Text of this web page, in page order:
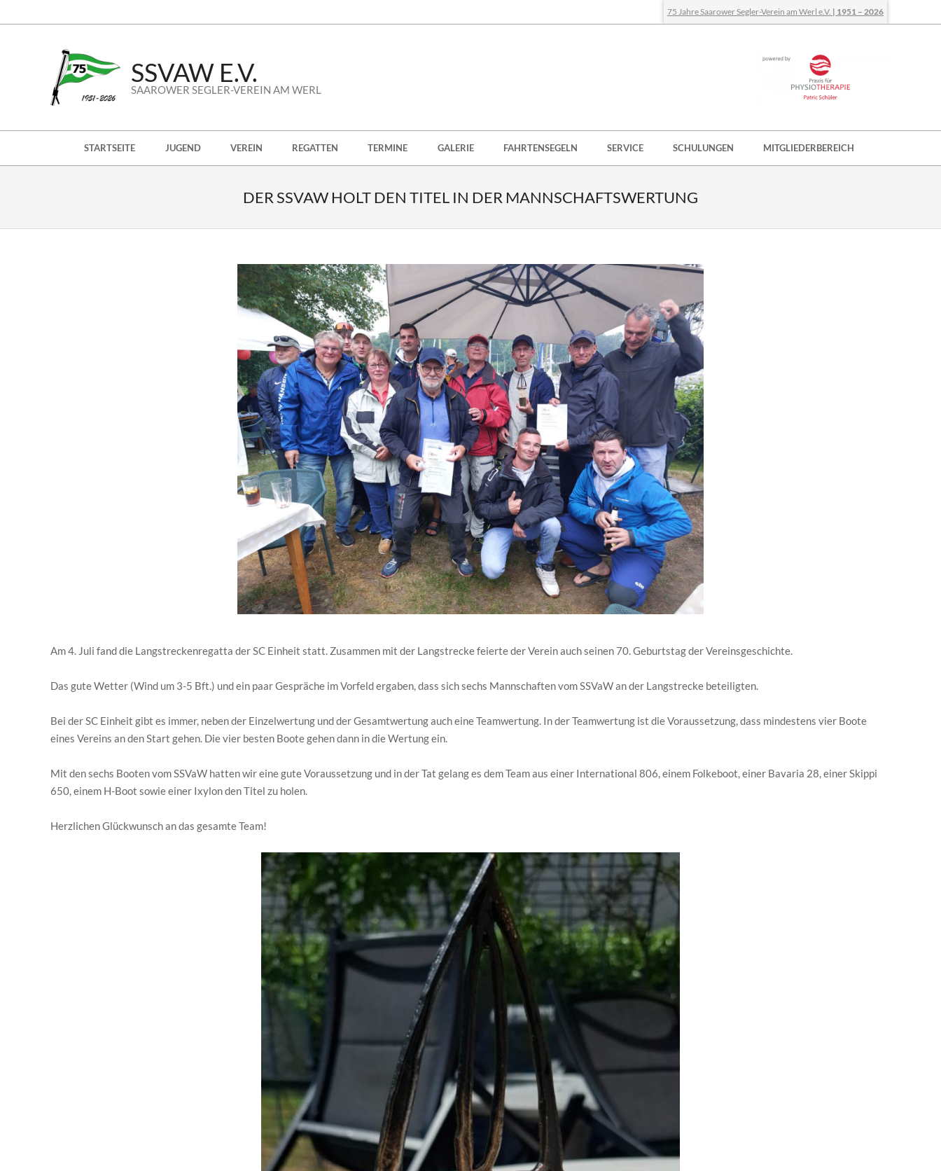
to
75 Jahre Saarower Segler-Verein am Werl e.V. | 1951 – 2026
SSVAW E.V.
SAAROWER SEGLER-VEREIN AM WERL
STARTSEITE JUGEND VEREIN REGATTEN TERMINE GALERIE FAHRTENSEGELN SERVICE SCHULUNGEN MITGLIEDERBEREICH
DER SSVAW HOLT DEN TITEL IN DER MANNSCHAFTSWERTUNG
Am 4. Juli fand die Langstreckenregatta der SC Einheit statt. Zusammen mit der Langstrecke feierte der Verein auch seinen 70. Geburtstag der Vereinsgeschichte.
Das gute Wetter (Wind um 3-5 Bft.) und ein paar Gespräche im Vorfeld ergaben, dass sich sechs Mannschaften vom SSVaW an der Langstrecke beteiligten.
Bei der SC Einheit gibt es immer, neben der Einzelwertung und der Gesamtwertung auch eine Teamwertung. In der Teamwertung ist die Voraussetzung, dass mindestens vier Boote
eines Vereins an den Start gehen. Die vier besten Boote gehen dann in die Wertung ein.
Mit den sechs Booten vom SSVaW hatten wir eine gute Voraussetzung und in der Tat gelang es dem Team aus einer International 806, einem Folkeboot, einer Bavaria 28, einer Skippi
650, einem H-Boot sowie einer Ixylon den Titel zu holen.
Herzlichen Glückwunsch an das gesamte Team!